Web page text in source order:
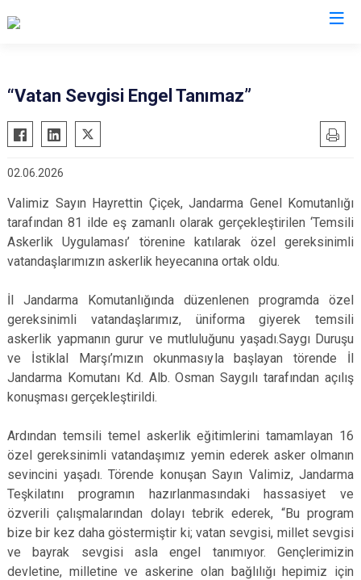
“Vatan Sevgisi Engel Tanımaz”
02.06.2026
Valimiz Sayın Hayrettin Çiçek, Jandarma Genel Komutanlığı
tarafından 81 ilde eş zamanlı olarak gerçekleştirilen ‘Temsili
Askerlik Uygulaması’ törenine katılarak özel gereksinimli
vatandaşlarımızın askerlik heyecanına ortak oldu.
İl Jandarma Komutanlığında düzenlenen programda özel
gereksinimli vatandaşlarımız, üniforma giyerek temsili
askerlik yapmanın gurur ve mutluluğunu yaşadı.Saygı Duruşu
ve İstiklal Marşı’mızın okunmasıyla başlayan törende İl
Jandarma Komutanı Kd. Alb. Osman Saygılı tarafından açılış
konuşması gerçekleştirildi.
Ardından temsili temel askerlik eğitimlerini tamamlayan 16
özel gereksinimli vatandaşımız yemin ederek asker olmanın
sevincini yaşadı. Törende konuşan Sayın Valimiz, Jandarma
Teşkilatını programın hazırlanmasındaki hassasiyet ve
özverili çalışmalarından dolayı tebrik ederek, “Bu program
bize bir kez daha göstermiştir ki; vatan sevgisi, millet sevgisi
ve bayrak sevgisi asla engel tanımıyor. Gençlerimizin
devletine, milletine ve askerine olan bağlılığı hepimiz için